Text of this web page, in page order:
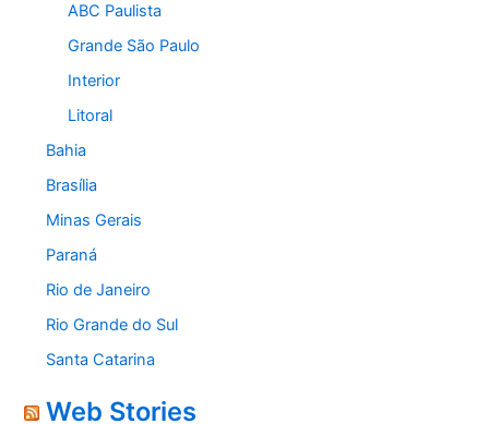
ABC Paulista
Grande São Paulo
Interior
Litoral
Bahia
Brasília
Minas Gerais
Paraná
Rio de Janeiro
Rio Grande do Sul
Santa Catarina
Web Stories